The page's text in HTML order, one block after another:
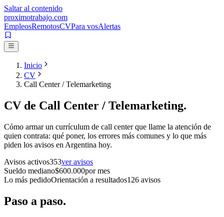
Saltar al contenido
proximotrabajo.com
EmpleosRemotosCVPara vosAlertas
Inicio
CV
Call Center / Telemarketing
CV de Call Center / Telemarketing.
Cómo armar un currículum de call centerque llame la atención de
quien contrata: qué poner, los errores más comunes y lo que más
piden los avisos en Argentina hoy.
Avisos activos353ver avisos
Sueldo mediano$600.000por mes
Lo más pedidoOrientación a resultados126 avisos
Paso a paso.